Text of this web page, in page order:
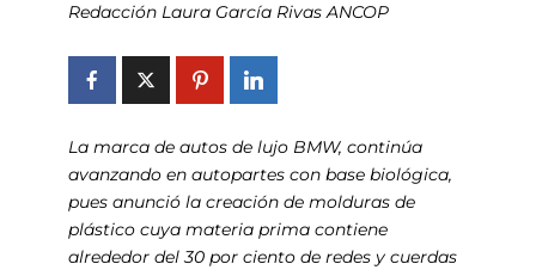
Redacción Laura García Rivas ANCOP
La marca de autos de lujo BMW, continúa
avanzando en autopartes con base biológica,
pues anunció la creación de molduras de
plástico cuya materia prima contiene
alrededor del 30 por ciento de redes y cuerdas